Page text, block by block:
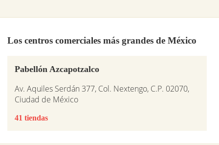
Los centros comerciales más grandes de México
Pabellón Azcapotzalco
Av. Aquiles Serdán 377, Col. Nextengo, C.P. 02070,
Ciudad de México
41 tiendas